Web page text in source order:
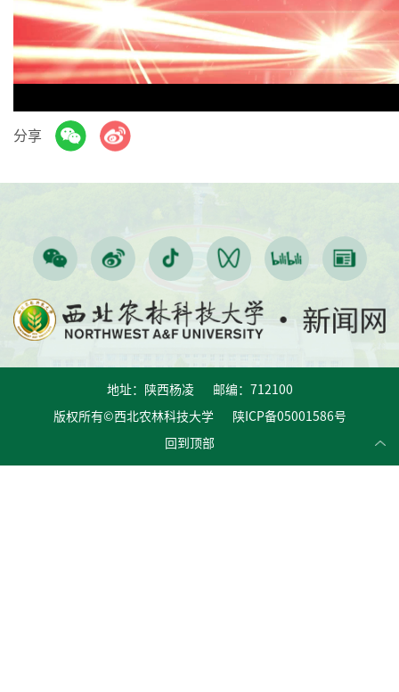
Video
分享
地址：陕西杨凌 邮编：712100
版权所有©西北农林科技大学 陕ICP备05001586号
回到顶部